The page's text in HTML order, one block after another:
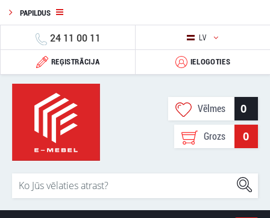
PAPILDUS
24 11 00 11 LV
REĢISTRĀCIJA IELOGOTIES
Vēlmes 0
Grozs 0